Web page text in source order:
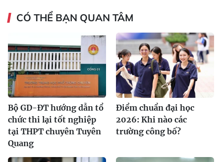
CÓ THỂ BẠN QUAN TÂM
Bộ GD-ĐT hướng dẫn tổ
chức thi lại tốt nghiệp
tại THPT chuyên Tuyên
Quang
Điểm chuẩn đại học
2026: Khi nào các
trường công bố?